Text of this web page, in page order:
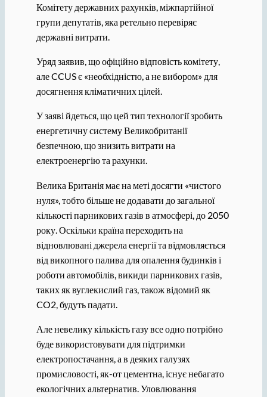
Комітету державних рахунків, міжпартійної
групи депутатів, яка ретельно перевіряє
державні витрати.
Уряд заявив, що офіційно відповість комітету,
але CCUS є «необхідністю, а не вибором» для
досягнення кліматичних цілей.
У заяві йдеться, що цей тип технології зробить
енергетичну систему Великобританії
безпечною, що знизить витрати на
електроенергію та рахунки.
Велика Британія має на меті досягти «чистого
нуля», тобто більше не додавати до загальної
кількості парникових газів в атмосфері, до 2050
року. Оскільки країна переходить на
відновлювані джерела енергії та відмовляється
від викопного палива для опалення будинків і
роботи автомобілів, викиди парникових газів,
таких як вуглекислий газ, також відомий як
CO2, будуть падати.
Але невелику кількість газу все одно потрібно
буде використовувати для підтримки
електропостачання, а в деяких галузях
промисловості, як-от цементна, існує небагато
екологічних альтернатив. Уловлювання